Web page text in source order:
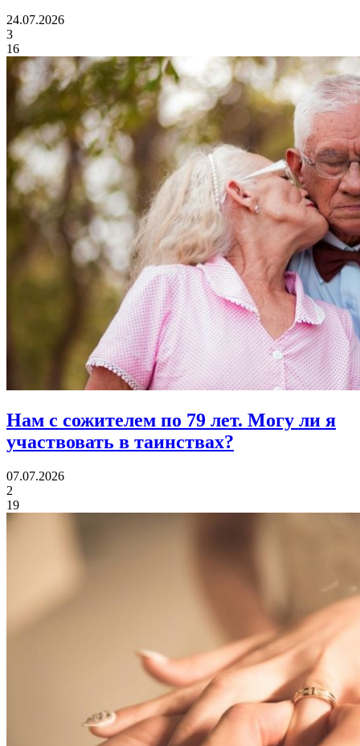
24.07.2026
3
16
Нам с сожителем по 79 лет. Могу ли я
участвовать в таинствах?
07.07.2026
2
19